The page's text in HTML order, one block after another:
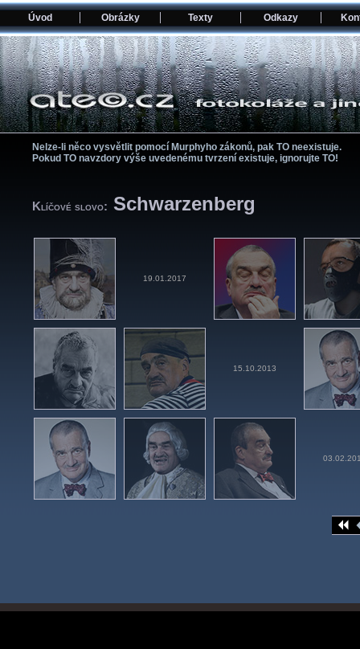
Úvod Obrázky Texty Odkazy
Nelze-li něco vysvětlit pomocí­ Murphyho zákonů, pak TO neexistuje.
Pokud TO navzdory výše uvedenému tvrzení­ existuje, ignorujte TO!
Klíčové slovo: Schwarzenberg
19.01.2017
15.10.2013